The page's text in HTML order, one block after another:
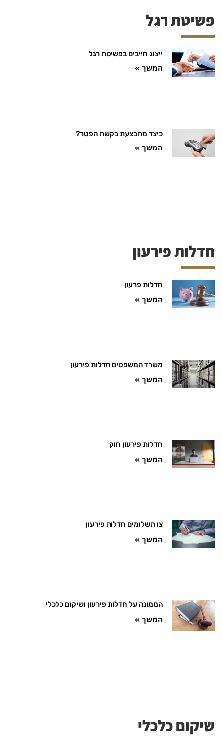
פשיטת רגל
ייצוג חייבים בפשיטת רגל
המשך »
כיצד מתבצעת בקשת הפטר?
המשך »
חדלות פירעון
חדלות פרעון
המשך »
משרד המשפטים חדלות פירעון
המשך »
חדלות פירעון חוק
המשך »
צו תשלומים חדלות פירעון
המשך »
הממונה על חדלות פירעון ושיקום כלכלי
המשך »
שיקום כלכלי